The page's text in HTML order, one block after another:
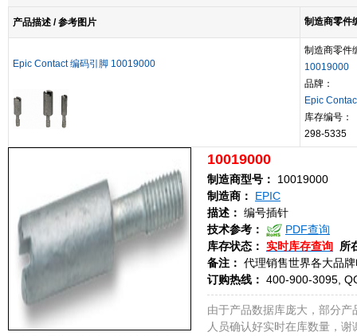
产品描述 / 参考图片 制造商零件
Epic Contact 编码引脚 10019000
制造商零件
10019000
品牌：
Epic
库存编号：
298-5335
10019000
制造商型号：
10019000
制造商：
EPIC
描述： 编号插针
技术参考：
PDF查询
库存状态： 实时库存查询
所
备注： 代理销售世界各大品
订购热线： 400-900-3095,
由于产品数据库庞大，部分
人员确认好实时在库数量，谢